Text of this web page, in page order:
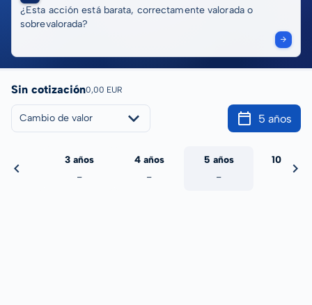
¿Esta acción está barata, correctamente valorada o
sobrevalorada?
Sin cotización0,00 EUR
Cambio de valor 5 años
3 años
-
4 años
-
5 años
-
10 años